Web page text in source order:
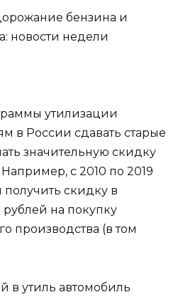
утилизации
в России сдавать старые
значительную скидку
с 2010 по 2019
скидку в
рублей на покупку
производства (в том
в утиль автомобиль